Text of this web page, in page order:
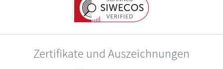
Zertifikate und Auszeichnungen